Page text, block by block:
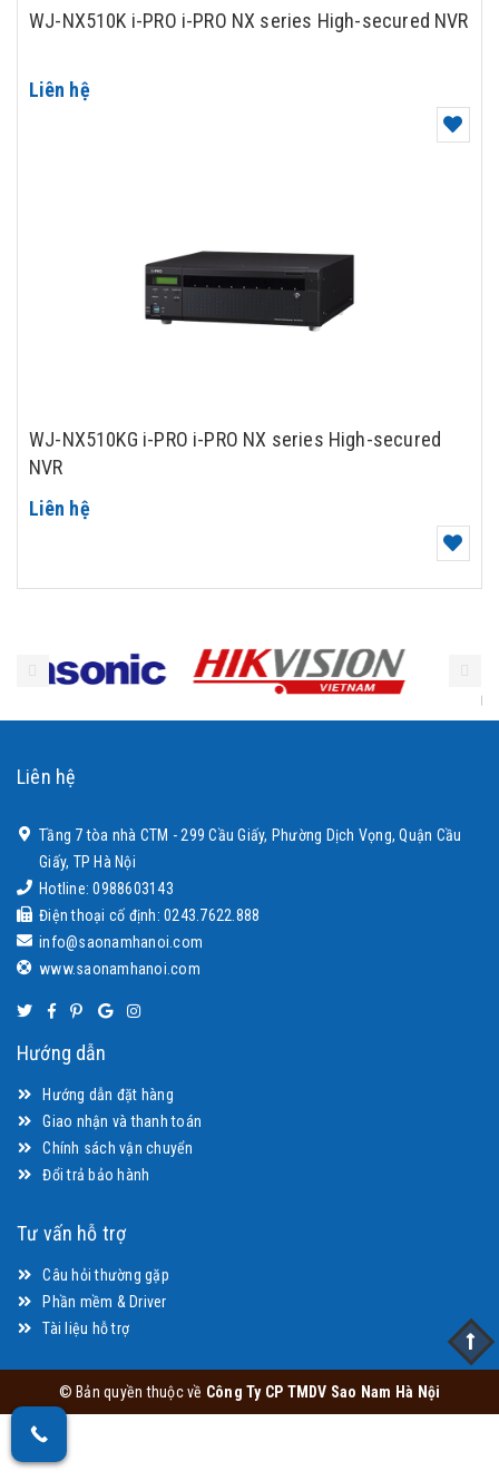
WJ-NX510K i-PRO i-PRO NX series High-secured NVR
Liên hệ
WJ-NX510KG i-PRO i-PRO NX series High-secured
NVR
Liên hệ
Liên hệ
Tầng 7 tòa nhà CTM - 299 Cầu Giấy, Phường Dịch Vọng, Quận Cầu
Giấy, TP Hà Nội
Hotline: 0988603143
Điện thoại cố định: 0243.7622.888
info@saonamhanoi.com
www.saonamhanoi.com
Hướng dẫn
Hướng dẫn đặt hàng
Giao nhận và thanh toán
Chính sách vận chuyển
Đổi trả bảo hành
Tư vấn hỗ trợ
Câu hỏi thường gặp
Phần mềm & Driver
Tài liệu hỗ trợ
© Bản quyền thuộc về Công Ty CP TMDV Sao Nam Hà Nội